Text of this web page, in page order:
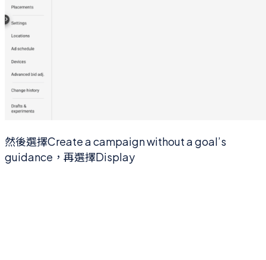
然後選擇Create a campaign without a goal’s
guidance，再選擇Display